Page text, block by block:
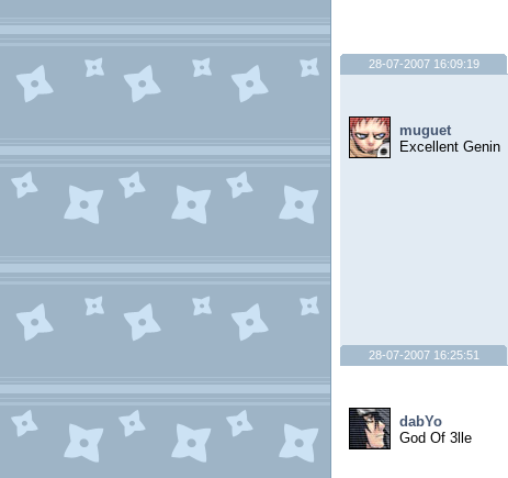
28-07-2007 16:09:19
muguet
Excellent Genin
28-07-2007 16:25:51
dabYo
God Of 3lle